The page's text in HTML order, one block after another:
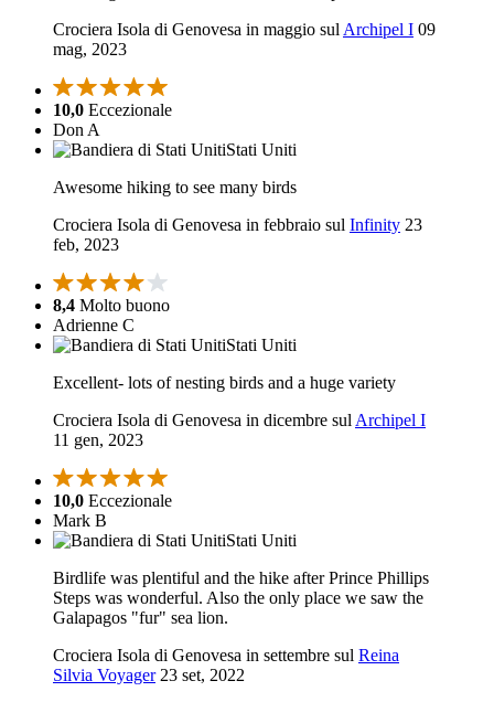
Crociera Isola di Genovesa in maggio sul Archipel I 09
mag, 2023
10,0 Eccezionale
Don A
Stati Uniti
Awesome hiking to see many birds
Crociera Isola di Genovesa in febbraio sul Infinity 23
feb, 2023
8,4 Molto buono
Adrienne C
Stati Uniti
Excellent- lots of nesting birds and a huge variety
Crociera Isola di Genovesa in dicembre sul Archipel I
11 gen, 2023
10,0 Eccezionale
Mark B
Stati Uniti
Birdlife was plentiful and the hike after Prince Phillips
Steps was wonderful. Also the only place we saw the
Galapagos "fur" sea lion.
Crociera Isola di Genovesa in settembre sul Reina
Silvia Voyager 23 set, 2022